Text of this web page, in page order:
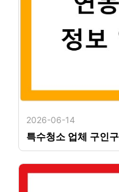
2026-06-14
특수청소 업체 구인